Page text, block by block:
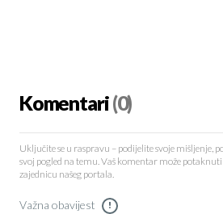
Komentari(0)
Uključite se u raspravu – podijelite svoje mišljenje,
svoj pogled na temu. Vaš komentar može
zajednicu našeg portala.
Važna obavijest !